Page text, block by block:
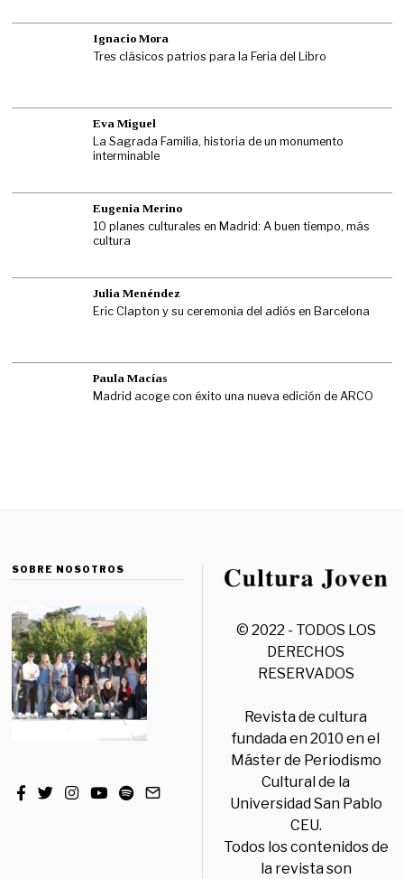
Ignacio Mora
Tres clásicos patrios para la Feria del Libro
Eva Miguel
La Sagrada Familia, historia de un monumento
interminable
Eugenia Merino
10 planes culturales en Madrid: A buen tiempo, más
cultura
Julia Menéndez
Eric Clapton y su ceremonia del adiós en Barcelona
Paula Macías
Madrid acoge con éxito una nueva edición de ARCO
SOBRE NOSOTROS
© 2022 - TODOS LOS
DERECHOS
RESERVADOS
Revista de cultura
fundada en 2010 en el
Máster de Periodismo
Cultural de la
Universidad San Pablo
CEU.
Todos los contenidos de
la revista son